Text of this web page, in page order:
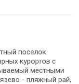
поселок
курортов с
местными
- пляжный рай,